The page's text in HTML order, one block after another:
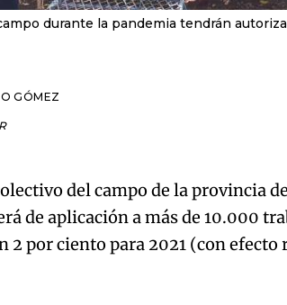
durante la pandemia tendrán
GÓMEZ
del campo de la provincia
de aplicación a más de 10.000
2 por ciento para 2021 (con